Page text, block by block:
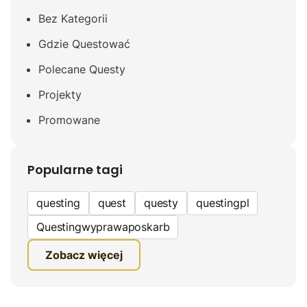
Bez Kategorii
Gdzie Questować
Polecane Questy
Projekty
Promowane
Popularne tagi
questing quest questy
questingpl
Questingwyprawaposkarb
edukacyjna gra terenowa
fundacja questingu
Zobacz więcej